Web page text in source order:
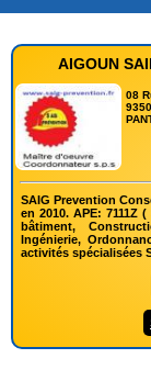
AIGOUN
08
SAIG Prevention
en 2010. APE: 7111Z
bâtiment,
Ingénierie,
activités spécialisées